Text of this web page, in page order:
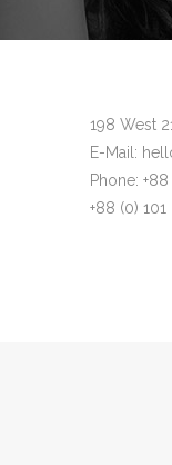
198 West
E-Mail:
Phone:
+88 (0)